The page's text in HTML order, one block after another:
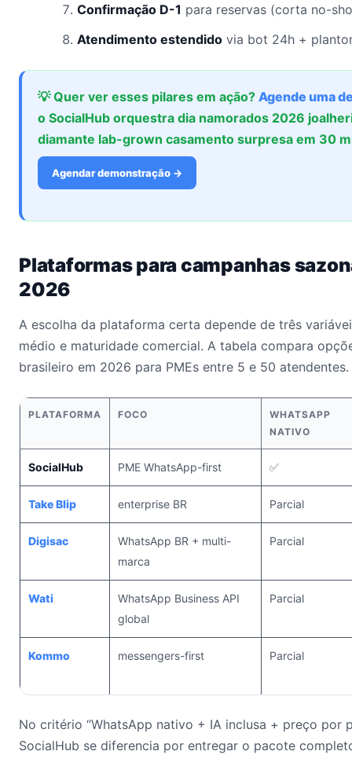
Confirmação D-1 para reservas (corta no-
Atendimento estendido via bot 24h +
💡 Quer ver esses pilares em ação? Agende uma
o SocialHub orquestra dia namorados 2026
diamante lab-grown casamento surpresa em 30
Agendar demonstração →
Plataformas para campanhas
2026
A escolha da plataforma certa depende de três
médio e maturidade comercial. A tabela compara
brasileiro em 2026 para PMEs entre 5 e 50 atendentes.
PLATAFORMA FOCO
WHATSAPP
NATIVO
SocialHub PME WhatsApp-first ✅
Take Blip enterprise BR Parcial
Digisac
WhatsApp BR + multi-
marca
Parcial
Wati
WhatsApp Business API
global
Parcial
Kommo messengers-first Parcial
No critério “WhatsApp nativo + IA inclusa + preço por
SocialHub se diferencia por entregar o pacote